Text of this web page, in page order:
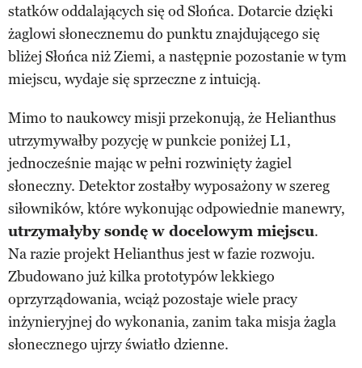
statków oddalających się od Słońca. Dotarcie dzięki
żaglowi słonecznemu do punktu znajdującego się
bliżej Słońca niż Ziemi, a następnie pozostanie w tym
miejscu, wydaje się sprzeczne z intuicją.
Mimo to naukowcy misji przekonują, że Helianthus
utrzymywałby pozycję w punkcie poniżej L1,
jednocześnie mając w pełni rozwinięty żagiel
słoneczny. Detektor zostałby wyposażony w szereg
siłowników, które wykonując odpowiednie manewry,
utrzymałyby sondę w docelowym miejscu.
Na razie projekt Helianthus jest w fazie rozwoju.
Zbudowano już kilka prototypów lekkiego
oprzyrządowania, wciąż pozostaje wiele pracy
inżynieryjnej do wykonania, zanim taka misja żagla
słonecznego ujrzy światło dzienne.